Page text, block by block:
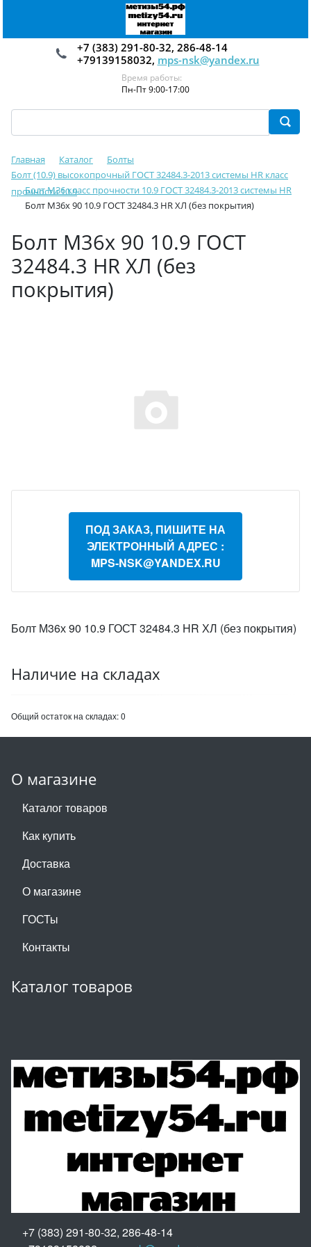
+7 (383) 291-80-32, 286-48-14
+79139158032, mps-nsk@yandex.ru
Время работы:
Пн-Пт 9:00-17:00
Главная Каталог
Болты
Болт (10.9) высокопрочный ГОСТ 32484.3-2013 системы HR класс
прочности 10.9
Болт М36 класс прочности 10.9 ГОСТ 32484.3-2013 системы HR
Болт М36х 90 10.9 ГОСТ 32484.3 HR ХЛ (без покрытия)
Болт М36х 90 10.9 ГОСТ
32484.3 HR ХЛ (без
покрытия)
ПОД ЗАКАЗ, ПИШИТЕ НА
ЭЛЕКТРОННЫЙ АДРЕС :
MPS-NSK@YANDEX.RU
Болт М36х 90 10.9 ГОСТ 32484.3 HR ХЛ (без покрытия)
Наличие на складах
Общий остаток на складах:0
О магазине
Каталог товаров
Как купить
Доставка
О магазине
ГОСТы
Контакты
Каталог товаров
+7 (383) 291-80-32, 286-48-14